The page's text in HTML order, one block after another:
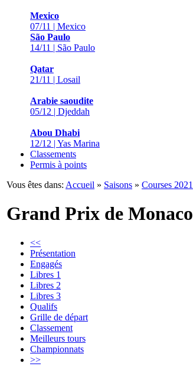
Mexico
07/11 | Mexico
São Paulo
14/11 | São Paulo
Qatar
21/11 | Losail
Arabie saoudite
05/12 | Djeddah
Abou Dhabi
12/12 | Yas Marina
Classements
Permis à points
Vous êtes dans: Accueil » Saisons » Courses 2021
Grand Prix de Monaco
<<
Présentation
Engagés
Libres 1
Libres 2
Libres 3
Qualifs
Grille de départ
Classement
Meilleurs tours
Championnats
>>